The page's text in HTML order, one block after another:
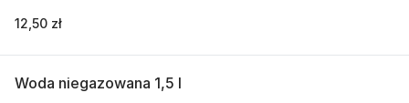
12,50 zł
Woda niegazowana 1,5 l